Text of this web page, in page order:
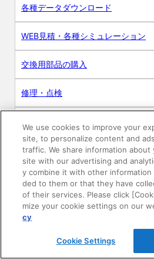
各種データダウンロード
WEB見積・各種シミュレーション
交換用部品の購入
修理・点検
ログイン
建築・設計関係者様向けサイト
ユーザー登録サービス
We use cookies to improve your
site, to personalize content and
traffic. We share information
site with our advertising and
y combine it with other information
ded to them or that they have
of their services. Please click
mize your cookie settings on our
cy
Cookie Settings